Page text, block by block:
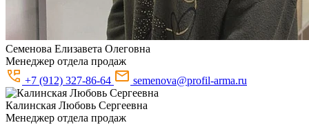
Семенова Елизавета Олеговна
Менеджер отдела продаж
+7 (912) 327-86-64
semenova@profil-arma.ru
Калинская Любовь Сергеевна
Менеджер отдела продаж